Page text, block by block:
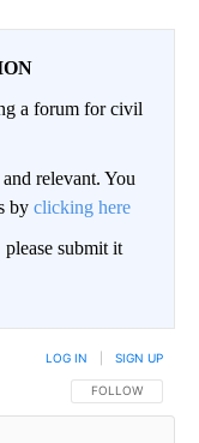
a forum for civil
relevant. You
by clicking here
submit it
FOLLOW THIS
FOLLOW
LOG IN SIGN UP